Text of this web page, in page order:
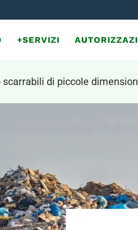
+SERVIZI
scarrabili di piccole